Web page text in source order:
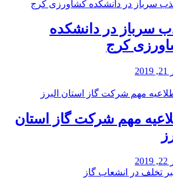
سرباز در دانشکده
کرج
مهم شرکت گاز استان